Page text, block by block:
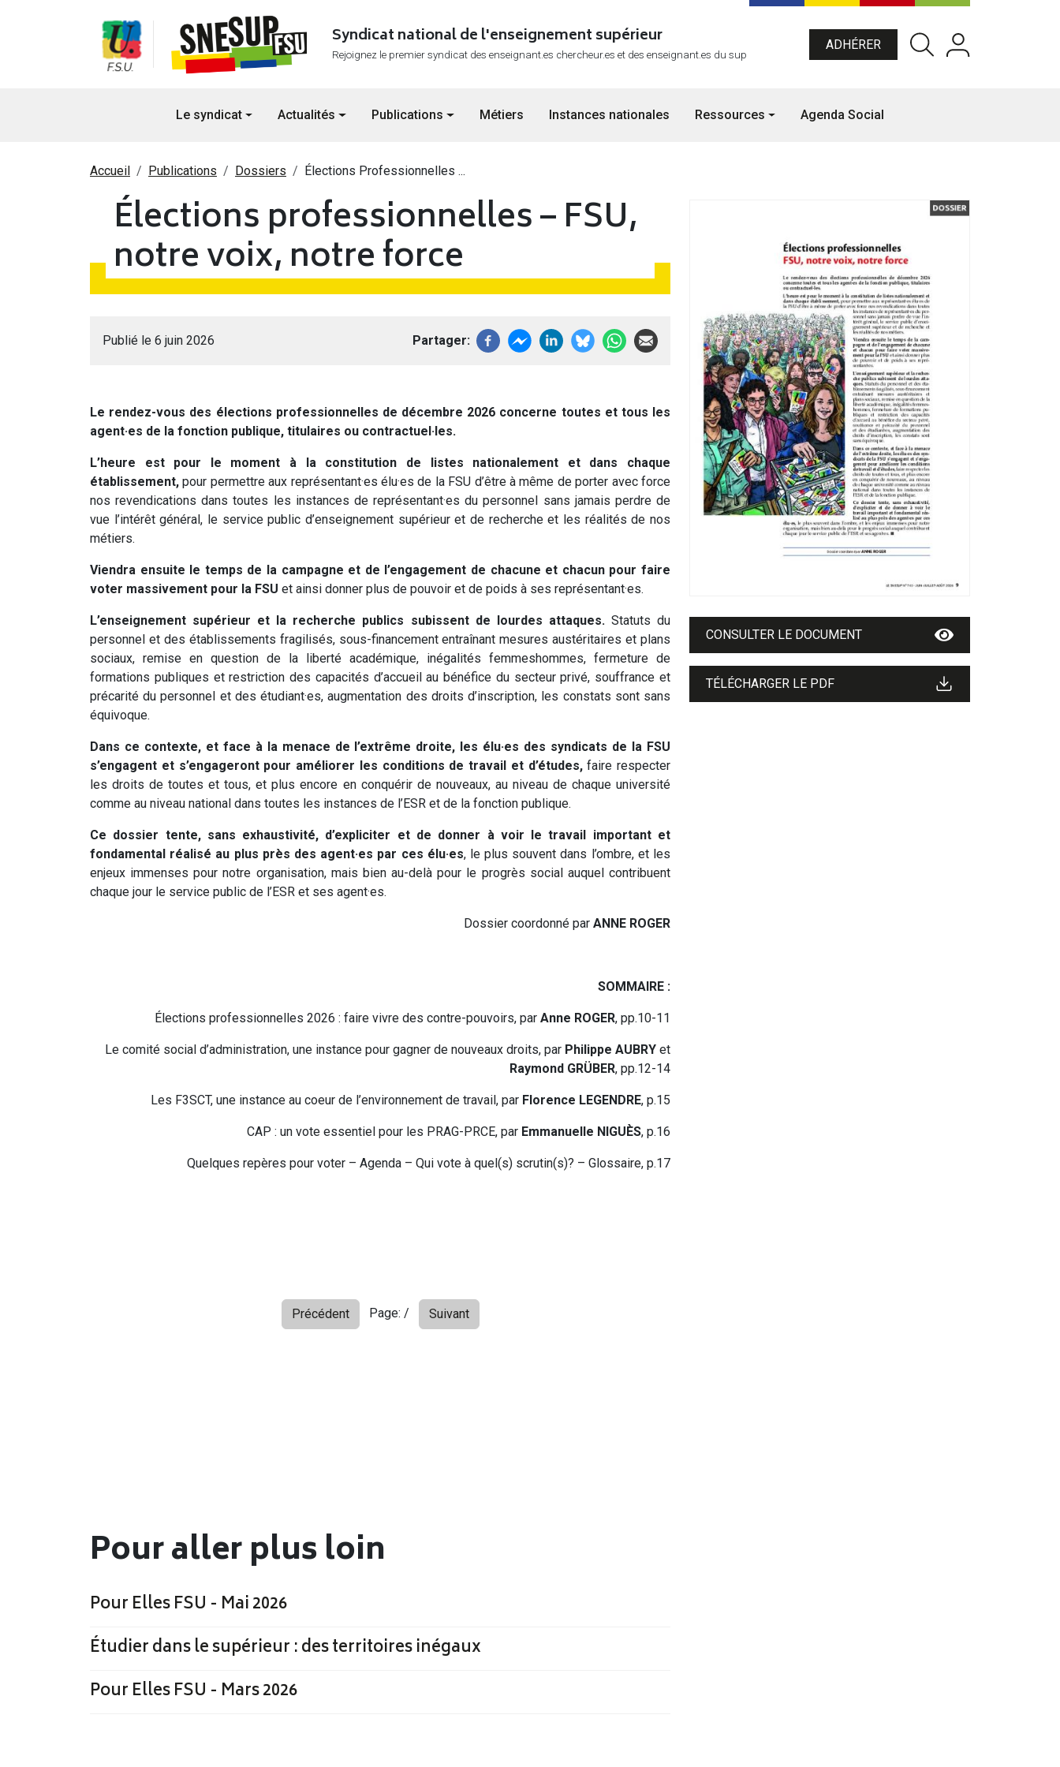
Syndicat national de l'enseignement supérieur
Rejoignez le premier syndicat des enseignant.es chercheur.es et des enseignant.es du sup
Menu du compte de
ADHÉRER
Le syndicat Actualités Publications Métiers Instances nationales Ressources Agenda Social
Fil d'Ariane
Accueil Publications Dossiers Élections Professionnelles ...
Élections professionnelles – FSU,
notre voix, notre force
Publié le 6 juin 2026 Partager
Le rendez-vous des élections professionnelles de décembre 2026 concerne toutes et tous les
agent·es de la fonction publique, titulaires ou contractuel·les.
L’heure est pour le moment à la constitution de listes nationalement et dans chaque
établissement, pour permettre aux représentant·es élu·es de la FSU d’être à même de porter avec force
nos revendications dans toutes les instances de représentant·es du personnel sans jamais perdre de
vue l’intérêt général, le service public d’enseignement supérieur et de recherche et les réalités de nos
métiers.
Viendra ensuite le temps de la campagne et de l’engagement de chacune et chacun pour faire
voter massivement pour la FSU et ainsi donner plus de pouvoir et de poids à ses représentant·es.
L’enseignement supérieur et la recherche publics subissent de lourdes attaques.Statuts du
personnel et des établissements fragilisés, sous-financement entraînant mesures austéritaires et plans
sociaux, remise en question de la liberté académique, inégalités femmeshommes, fermeture de
formations publiques et restriction des capacités d’accueil au bénéfice du secteur privé, souffrance et
précarité du personnel et des étudiant·es, augmentation des droits d’inscription, les constats sont sans
équivoque.
Dans ce contexte, et face à la menace de l’extrême droite, les élu·es des syndicats de la FSU
s’engagent et s’engageront pour améliorer les conditions de travail et d’études,faire respecter
les droits de toutes et tous, et plus encore en conquérir de nouveaux, au niveau de chaque université
comme au niveau national dans toutes les instances de l’ESR et de la fonction publique.
Ce dossier tente, sans exhaustivité, d’expliciter et de donner à voir le travail important et
fondamental réalisé au plus près des agent·es par ces élu·es, le plus souvent dans l’ombre, et les
enjeux immenses pour notre organisation, mais bien au-delà pour le progrès social auquel contribuent
chaque jour le service public de l’ESR et ses agent·es.
Dossier coordonné par ANNE ROGER
SOMMAIRE :
Élections professionnelles 2026 : faire vivre des contre-pouvoirs, par Anne ROGER, pp.10-11
Le comité social d’administration, une instance pour gagner de nouveaux droits, par Philippe AUBRY et
Raymond GRÜBER, pp.12-14
Les F3SCT, une instance au coeur de l’environnement de travail, par Florence LEGENDRE, p.15
CAP : un vote essentiel pour les PRAG-PRCE, par Emmanuelle NIGUÈS, p.16
Quelques repères pour voter – Agenda – Qui vote à quel(s) scrutin(s)? – Glossaire, p.17
Précédent Page: / Suivant
Pour aller plus loin
Pour Elles FSU - Mai 2026
Étudier dans le supérieur : des territoires inégaux
Pour Elles FSU - Mars 2026
CONSULTER LE DOCUMENT
TÉLÉCHARGER LE PDF